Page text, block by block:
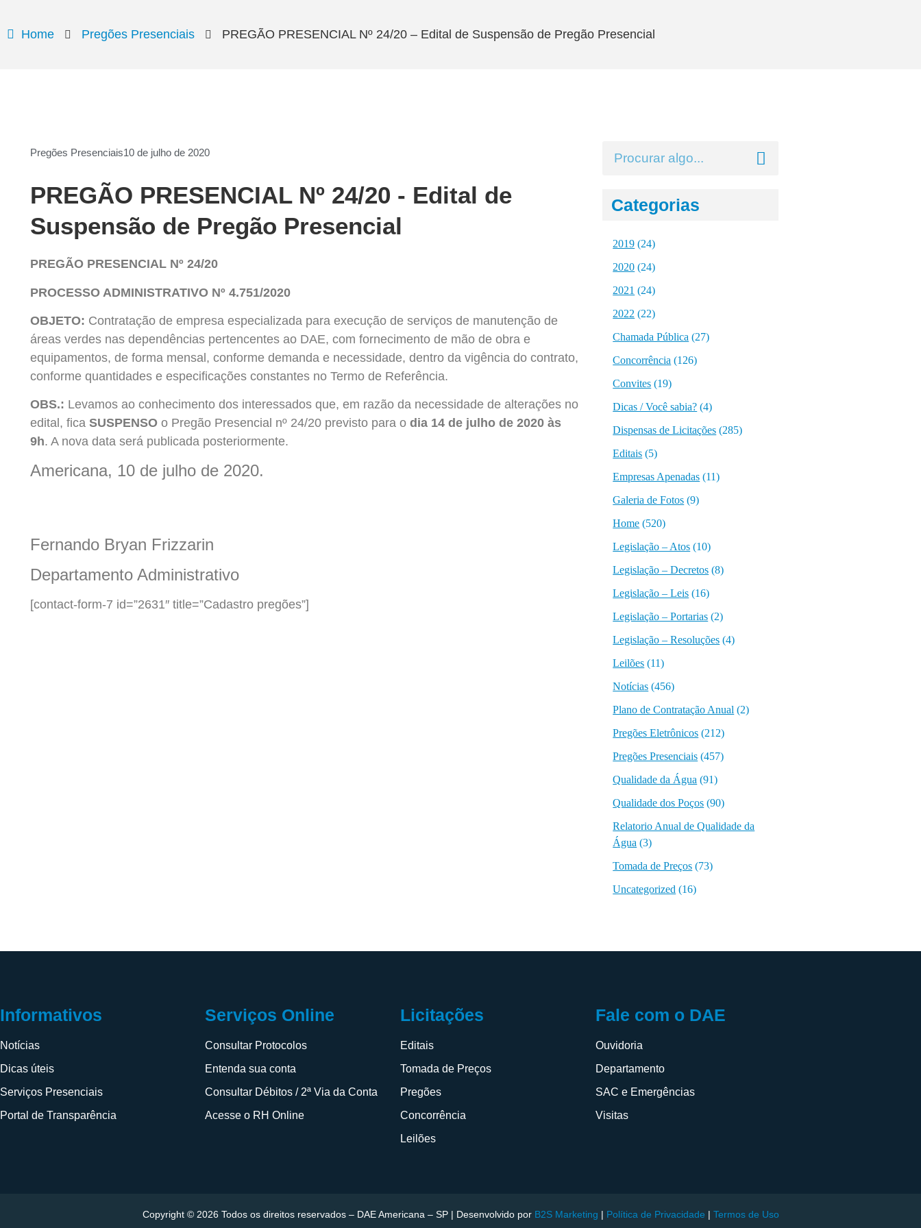
Home Pregões Presenciais PREGÃO PRESENCIAL Nº 24/20 – Edital de Suspensão de Pregão Presencial
Pregões Presenciais10 de julho de 2020
PREGÃO PRESENCIAL Nº 24/20 - Edital de
Suspensão de Pregão Presencial
PREGÃO PRESENCIAL Nº 24/20
PROCESSO ADMINISTRATIVO Nº 4.751/2020
OBJETO: Contratação de empresa especializada para execução de serviços de manutenção de
áreas verdes nas dependências pertencentes ao DAE, com fornecimento de mão de obra e
equipamentos, de forma mensal, conforme demanda e necessidade, dentro da vigência do contrato,
conforme quantidades e especificações constantes no Termo de Referência.
OBS.: Levamos ao conhecimento dos interessados que, em razão da necessidade de alterações no
edital, ficaSUSPENSO o Pregão Presencial nº 24/20 previsto para odia 14 de julho de 2020 às
9h. A nova data será publicada posteriormente.
Americana, 10 de julho de 2020.
Fernando Bryan Frizzarin
Departamento Administrativo
[contact-form-7 id=”2631″ title=”Cadastro pregões”]
Categorias
2019 (24)
2020 (24)
2021 (24)
2022 (22)
Chamada Pública (27)
Concorrência (126)
Convites (19)
Dicas / Você sabia? (4)
Dispensas de Licitações (285)
Editais (5)
Empresas Apenadas (11)
Galeria de Fotos (9)
Home (520)
Legislação – Atos (10)
Legislação – Decretos (8)
Legislação – Leis (16)
Legislação – Portarias (2)
Legislação – Resoluções (4)
Leilões (11)
Notícias (456)
Plano de Contratação Anual (2)
Pregões Eletrônicos (212)
Pregões Presenciais (457)
Qualidade da Água (91)
Qualidade dos Poços (90)
Relatorio Anual de Qualidade da
Água (3)
Tomada de Preços (73)
Uncategorized (16)
Informativos
Notícias
Dicas úteis
Serviços Presenciais
Portal de Transparência
Serviços Online
Consultar Protocolos
Entenda sua conta
Consultar Débitos / 2ª Via da Conta
Acesse o RH Online
Licitações
Editais
Tomada de Preços
Pregões
Concorrência
Leilões
Fale com o DAE
Ouvidoria
Departamento
SAC e Emergências
Visitas
Copyright © 2026 Todos os direitos reservados – DAE Americana – SP | Desenvolvido por B2S Marketing | Política de Privacidade | Termos de Uso